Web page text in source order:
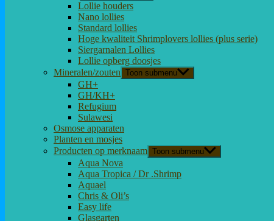
Lollie houders
Nano lollies
Standard lollies
Hoge kwaliteit Shrimplovers lollies (plus serie)
Siergarnalen Lollies
Lollie opberg doosjes
Mineralen/zouten Toon submenu
GH+
GH/KH+
Refugium
Sulawesi
Osmose apparaten
Planten en mosjes
Producten op merknaam Toon submenu
Aqua Nova
Aqua Tropica / Dr .Shrimp
Aquael
Chris & Oli’s
Easy life
Glasgarten